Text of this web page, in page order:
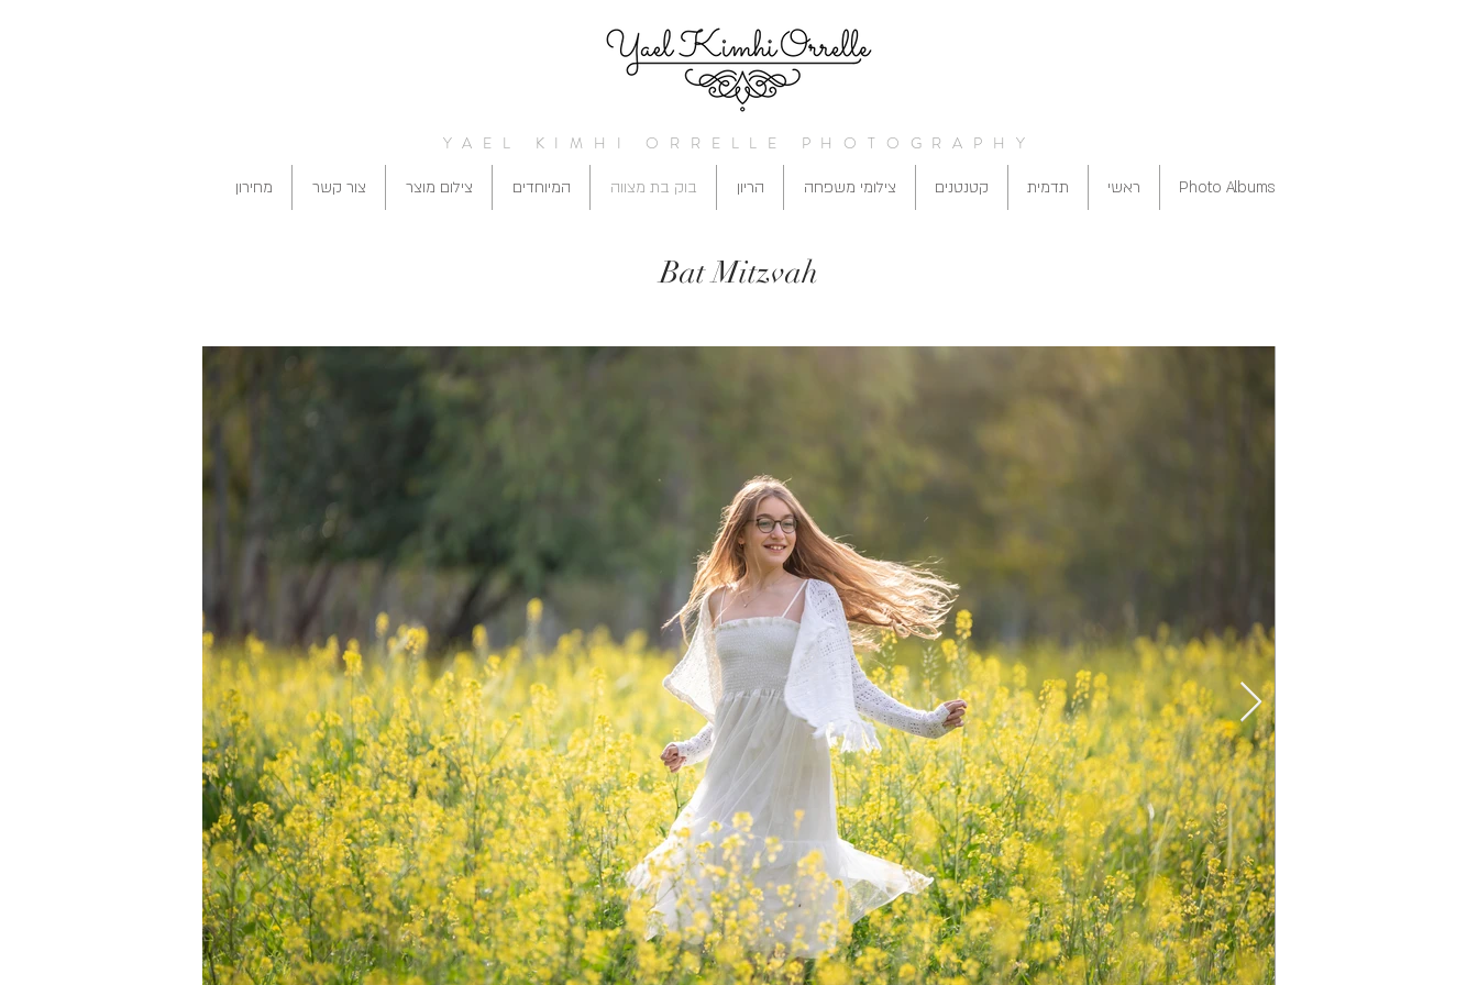
YAEL KIMHI ORRELLE PHOTOGRAPHY
מחירון צור קשר צילום מוצר המיוחדים בוק בת מצווה הריון צילומי משפחה קטנטנים תדמית ראשי Photo Albums
Bat Mitzvah